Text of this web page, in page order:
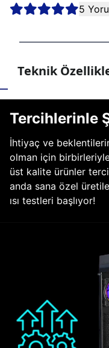
5
Teknik
Tercihlerinle
İhtiyaç ve
olman için
üst kalite ürünler
anda sana özel
ısı testleri başlıyor!